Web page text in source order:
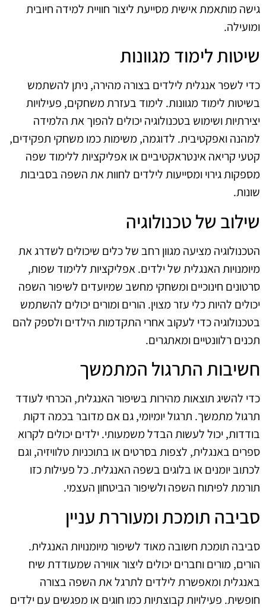
גישה מותאמת אישית מסייעת ליצור חוויית למידה חיובית
ומועילה.
שיטות לימוד מגוונות
כדי לשפר אנגלית לילדים בצורה מהירה, ניתן להשתמש
בשיטות לימוד מגוונות. לימוד בעזרת משחקים, פעילויות
יצירתיות ושימוש בטכנולוגיה יכולים להפוך את הלמידה
למהנה ואפקטיבית. לדוגמה, משימות כמו משחקי תפקידים,
קטעי קריאה אינטראקטיביים או אפליקציות ללימוד שפה
מספקות גירוי ומסייעות לילדים לחוות את השפה בסביבות
שונות.
שילוב של טכנולוגיה
הטכנולוגיה מציעה מגוון רחב של כלים שיכולים לשדרג את
מיומנויות האנגלית של ילדים. אפליקציות ללימוד שפות,
סרטונים חינוכיים ומשחקי מחשב שמיועדים לשיפור השפה
יכולים להיות כלי עזר מצוין. הורים ומורים יכולים להשתמש
בטכנולוגיה כדי לעקוב אחרי התקדמות הילדים ולספק להם
תכנים רלוונטיים ומאתגרים.
חשיבות התרגול המתמשך
כדי להשיג תוצאות מהירות בשיפור האנגלית, הכרחי לעודד
תרגול מתמשך. תרגול יומיומי, גם אם מדובר בכמה דקות
בודדות, יכול לעשות הבדל משמעותי. ילדים יכולים לקרוא
ספרים באנגלית, לצפות בסרטים או בתוכניות טלוויזיה, וגם
לכתוב יומנים או בלוגים בשפה האנגלית. כל פעילות כזו
תורמת לפיתוח השפה ולשיפור הביטחון העצמי.
סביבה תומכת ומעוררת עניין
סביבה תומכת חשובה מאוד לשיפור מיומנויות האנגלית.
הורים, מורים וחברים יכולים ליצור אווירה שמעודדת שיח
באנגלית ומאפשרת לילדים לתרגל את השפה בצורה
חופשית. פעילויות קבוצתיות כמו חוגים או מפגשים עם ילדים